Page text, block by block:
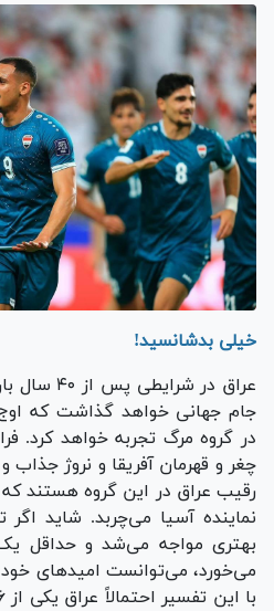
خیلی بدشانسید!
عراق در
جام جهانی خواهد گذاشت که اوج
در گروه مرگ تجربه خواهد کرد.
رقیب عراق در این گروه هستند که
نماینده آسیا می‌چربد. شاید اگر
بهتری مواجه می‌شد و حداقل
می‌خورد، می‌توانست امید‌های خود